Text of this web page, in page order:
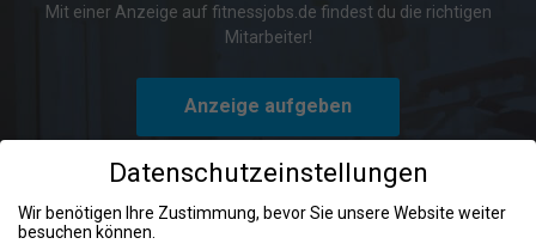
Mit einer Anzeige auf fitnessjobs.de findest du die richtigen
Mitarbeiter!
Anzeige aufgeben
Datenschutzeinstellungen
Wir benötigen Ihre Zustimmung, bevor Sie unsere Website weiter
besuchen können.